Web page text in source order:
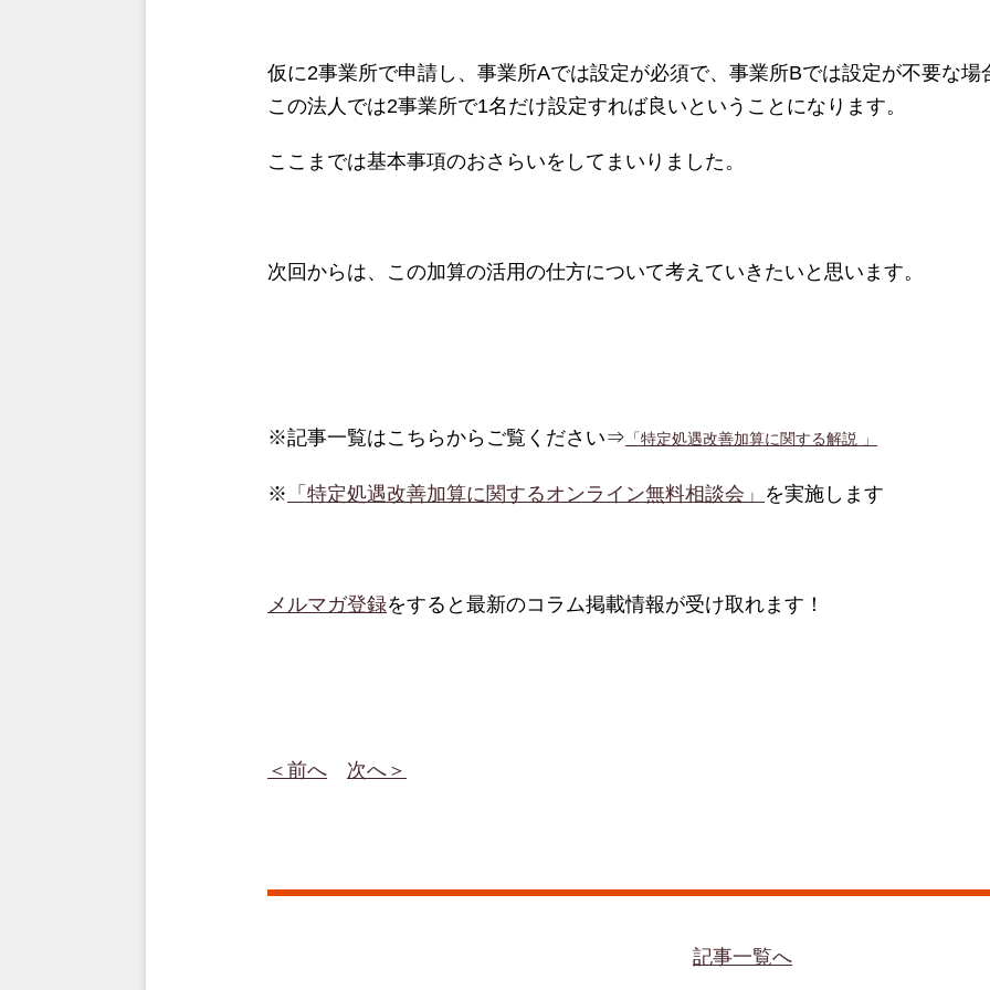
仮に2事業所で申請し、事業所Aでは設定が必須で、事業所Bでは設定が不要な場
この法人では2事業所で1名だけ設定すれば良いということになります。
ここまでは基本事項のおさらいをしてまいりました。
次回からは、この加算の活用の仕方について考えていきたいと思います。
※記事一覧はこちらからご覧ください⇒ 「特定処遇改善加算に関する解説 」
※ 「特定処遇改善加算に関するオンライン無料相談会」 を実施します
メルマガ登録をすると最新のコラム掲載情報が受け取れます！
＜前へ 次へ＞
記事一覧へ